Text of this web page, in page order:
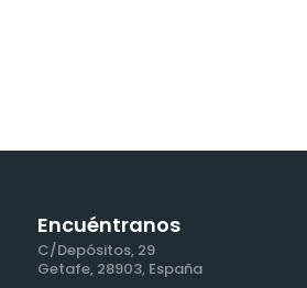
Encuéntranos
C/Depósitos, 29
Getafe, 28903, España